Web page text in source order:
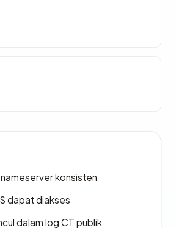
konsisten
dapat diakses
dalam log CT publik